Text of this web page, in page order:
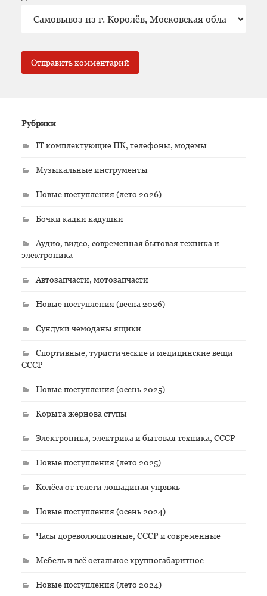
Рубрики
IT комплектующие ПК, телефоны, модемы
Музыкальные инструменты
Новые поступления (лето 2026)
Бочки кадки кадушки
Аудио, видео, современная бытовая техника и
электроника
Автозапчасти, мотозапчасти
Новые поступления (весна 2026)
Сундуки чемоданы ящики
Спортивные, туристические и медицинские вещи
СССР
Новые поступления (осень 2025)
Корыта жернова ступы
Электроника, электрика и бытовая техника, СССР
Новые поступления (лето 2025)
Колёса от телеги лошадиная упряжь
Новые поступления (осень 2024)
Часы дореволюционные, СССР и современные
Мебель и всё остальное крупногабаритное
Новые поступления (лето 2024)